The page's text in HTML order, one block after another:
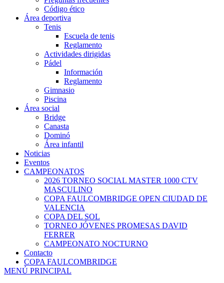
Código ético
Área deportiva
Tenis
Escuela de tenis
Reglamento
Actividades dirigidas
Pádel
Información
Reglamento
Gimnasio
Piscina
Área social
Bridge
Canasta
Dominó
Área infantil
Noticias
Eventos
CAMPEONATOS
2026 TORNEO SOCIAL MASTER 1000 CTV
MASCULINO
COPA FAULCOMBRIDGE OPEN CIUDAD DE
VALENCIA
COPA DEL SOL
TORNEO JÓVENES PROMESAS DAVID
FERRER
CAMPEONATO NOCTURNO
Contacto
COPA FAULCOMBRIDGE
MENÚ PRINCIPAL